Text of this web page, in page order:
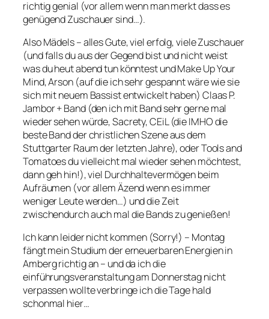
richtig genial (vor allem wenn man merkt dass es
genügend Zuschauer sind…).
Also Mädels – alles Gute, viel erfolg, viele Zuschauer
(und falls du aus der Gegend bist und nicht weist
was du heut abend tun könntest und Make Up Your
Mind, Arson (auf die ich sehr gespannt wäre wie sie
sich mit neuem Bassist entwickelt haben) Claas P.
Jambor + Band (den ich mit Band sehr gerne mal
wieder sehen würde, Sacrety, CEiL (die IMHO die
beste Band der christlichen Szene aus dem
Stuttgarter Raum der letzten Jahre), oder Tools and
Tomatoes du vielleicht mal wieder sehen möchtest,
dann geh hin!), viel Durchhaltevermögen beim
Aufräumen (vor allem Äzend wenn es immer
weniger Leute werden…) und die Zeit
zwischendurch auch mal die Bands zu genießen!
Ich kann leider nicht kommen (Sorry!) – Montag
fängt mein Studium der erneuerbaren Energien in
Amberg richtig an – und da ich die
einführungsveranstaltung am Donnerstag nicht
verpassen wollte verbringe ich die Tage hald
schonmal hier…